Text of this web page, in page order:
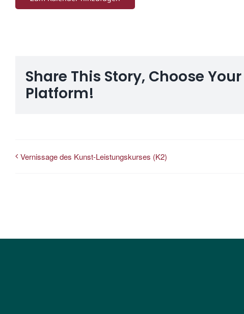
Share This Story, Choose Your
Platform!
Vernissage des Kunst-Leistungskurses (K2)